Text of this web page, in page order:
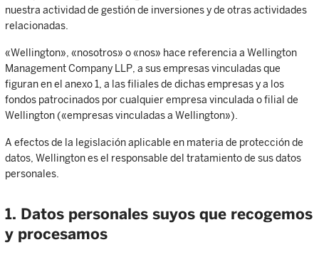
nuestra actividad de gestión de inversiones y de otras actividades
relacionadas.
«Wellington», «nosotros» o «nos» hace referencia a Wellington
Management Company LLP, a sus empresas vinculadas que
figuran en el anexo 1, a las filiales de dichas empresas y a los
fondos patrocinados por cualquier empresa vinculada o filial de
Wellington («empresas vinculadas a Wellington»).
A efectos de la legislación aplicable en materia de protección de
datos, Wellington es el responsable del tratamiento de sus datos
personales.
1. Datos personales suyos que recogemos
y procesamos